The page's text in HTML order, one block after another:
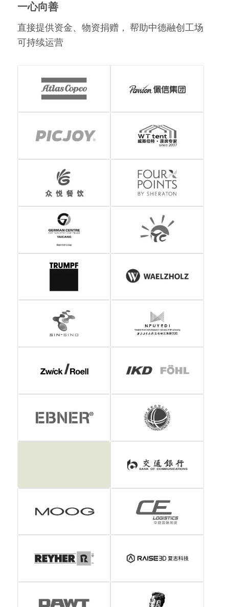
一心向善
直接提供资金、物资捐赠， 帮助中德融创工场
可持续运营